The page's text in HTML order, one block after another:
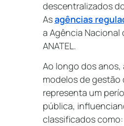
descentralizados
Asagências
a Agência Nacional
ANATEL.
Ao longo dos
modelos de
representa um
pública,
classificados como: